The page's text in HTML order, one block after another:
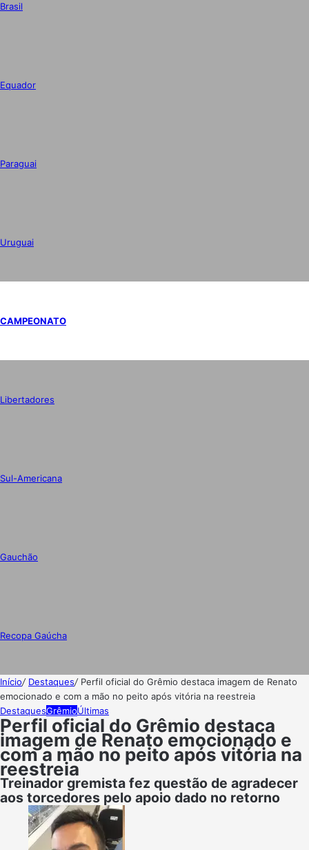
Brasil
Equador
Paraguai
Uruguai
CAMPEONATO
Libertadores
Sul-Americana
Gauchão
Recopa Gaúcha
Início/ Destaques/ Perfil oficial do Grêmio destaca imagem de Renato
emocionado e com a mão no peito após vitória na reestreia
DestaquesGrêmioÚltimas
Perfil oficial do Grêmio destaca
imagem de Renato emocionado e
com a mão no peito após vitória na
reestreia
Treinador gremista fez questão de agradecer
aos torcedores pelo apoio dado no retorno